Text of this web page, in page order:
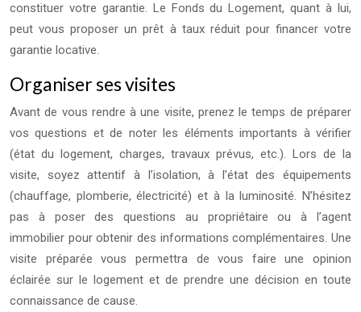
constituer votre garantie. Le Fonds du Logement, quant à lui,
peut vous proposer un prêt à taux réduit pour financer votre
garantie locative.
Organiser ses visites
Avant de vous rendre à une visite, prenez le temps de préparer
vos questions et de noter les éléments importants à vérifier
(état du logement, charges, travaux prévus, etc.). Lors de la
visite, soyez attentif à l’isolation, à l’état des équipements
(chauffage, plomberie, électricité) et à la luminosité. N’hésitez
pas à poser des questions au propriétaire ou à l’agent
immobilier pour obtenir des informations complémentaires. Une
visite préparée vous permettra de vous faire une opinion
éclairée sur le logement et de prendre une décision en toute
connaissance de cause.